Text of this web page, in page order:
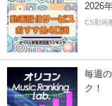
2026
CS動画
毎週
ク！